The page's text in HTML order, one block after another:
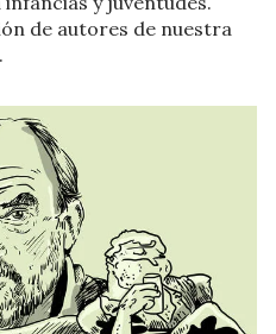
de autores de nuestra